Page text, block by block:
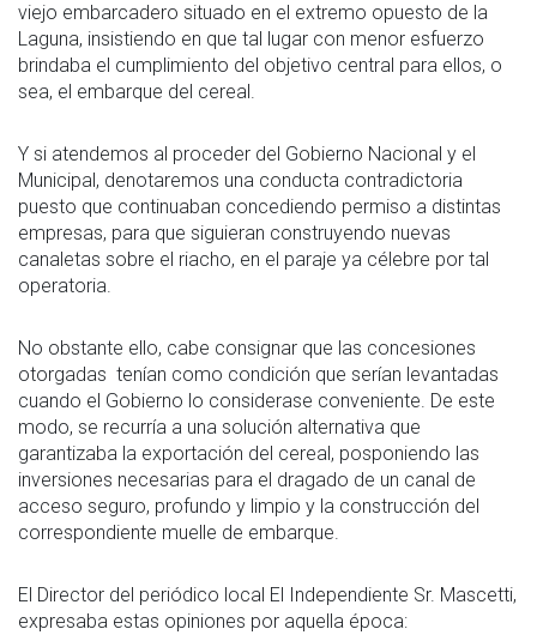
viejo embarcadero situado en el extremo opuesto de la
Laguna, insistiendo en que tal lugar con menor esfuerzo
brindaba el cumplimiento del objetivo central para ellos, o
sea, el embarque del cereal.
Y si atendemos al proceder del Gobierno Nacional y el
Municipal, denotaremos una conducta contradictoria
puesto que continuaban concediendo permiso a distintas
empresas, para que siguieran construyendo nuevas
canaletas sobre el riacho, en el paraje ya célebre por tal
operatoria.
No obstante ello, cabe consignar que las concesiones
otorgadas tenían como condición que serían levantadas
cuando el Gobierno lo considerase conveniente. De este
modo, se recurría a una solución alternativa que
garantizaba la exportación del cereal, posponiendo las
inversiones necesarias para el dragado de un canal de
acceso seguro, profundo y limpio y la construcción del
correspondiente muelle de embarque.
El Director del periódico local El Independiente Sr. Mascetti,
expresaba estas opiniones por aquella época: